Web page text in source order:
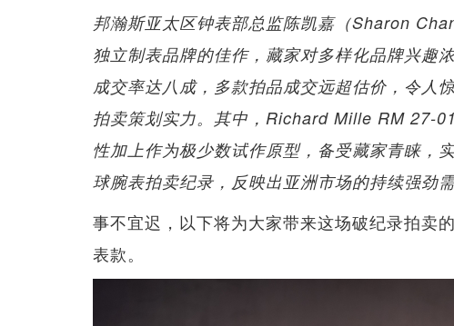
邦瀚斯亚太区钟表部总监陈凯嘉（Sharon
独立制表品牌的佳作，藏家对多样化品牌兴趣
成交率达八成，多款拍品成交远超估价，令人
拍卖策划实力。其中，Richard Mille RM 27-
性加上作为极少数试作原型，备受藏家青睐，
球腕表拍卖纪录，反映出亚洲市场的持续强劲需
事不宜迟，以下将为大家带来这场破纪录拍卖
表款。